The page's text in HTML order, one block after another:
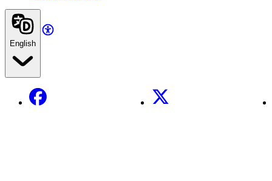
English
Facebook X